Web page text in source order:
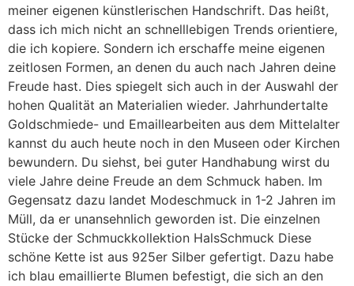
meiner eigenen künstlerischen Handschrift. Das heißt,
dass ich mich nicht an schnelllebigen Trends orientiere,
die ich kopiere. Sondern ich erschaffe meine eigenen
zeitlosen Formen, an denen du auch nach Jahren deine
Freude hast. Dies spiegelt sich auch in der Auswahl der
hohen Qualität an Materialien wieder. Jahrhundertalte
Goldschmiede- und Emaillearbeiten aus dem Mittelalter
kannst du auch heute noch in den Museen oder Kirchen
bewundern. Du siehst, bei guter Handhabung wirst du
viele Jahre deine Freude an dem Schmuck haben. Im
Gegensatz dazu landet Modeschmuck in 1-2 Jahren im
Müll, da er unansehnlich geworden ist. Die einzelnen
Stücke der Schmuckkollektion HalsSchmuck Diese
schöne Kette ist aus 925er Silber gefertigt. Dazu habe
ich blau emaillierte Blumen befestigt, die sich an den